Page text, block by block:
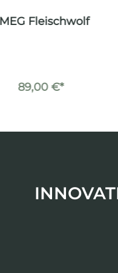
Fleischwolf
89,00 €*